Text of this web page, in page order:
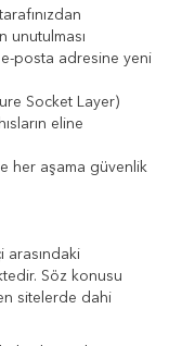
unutulması
posta adresine yeni
Socket Layer)
eline
her aşama güvenlik
arasındaki
Söz konusu
sitelerde dahi